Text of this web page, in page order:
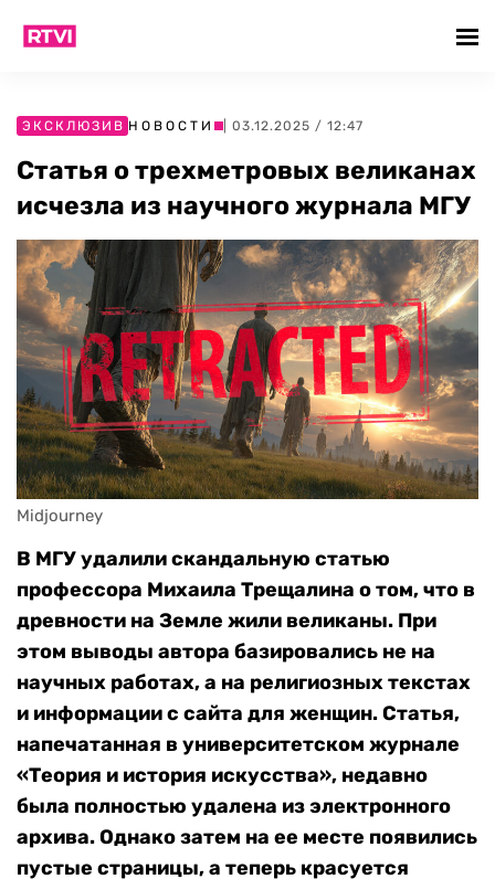
ЭКСКЛЮЗИВ НОВОСТИ | 03.12.2025 / 12:47
Статья о трехметровых великанах
исчезла из научного журнала МГУ
Midjourney
В МГУ удалили скандальную статью
профессора Михаила Трещалина о том, что в
древности на Земле жили великаны. При
этом выводы автора базировались не на
научных работах, а на религиозных текстах
и информации с сайта для женщин. Статья,
напечатанная в университетском журнале
«Теория и история искусства», недавно
была полностью удалена из электронного
архива. Однако затем на ее месте появились
пустые страницы, а теперь красуется